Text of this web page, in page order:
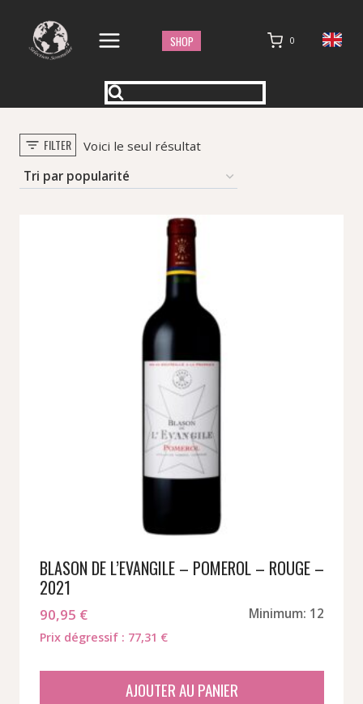
contenu
SHOP 0
FILTER Voici le seul résultat
BLASON DE L’EVANGILE – POMEROL – ROUGE –
2021
90,95 € Minimum: 12
Prix dégressif : 77,31 €
AJOUTER AU PANIER